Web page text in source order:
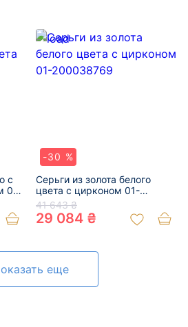
с
01-
-30 %
Серьги из золота белого
цвета с цирконом 01-
200038769
41 643 ₴
29 084 ₴
еще